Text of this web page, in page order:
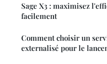
Sage X3 : maximisez
facilement
Comment choisir un
externalisé pour le